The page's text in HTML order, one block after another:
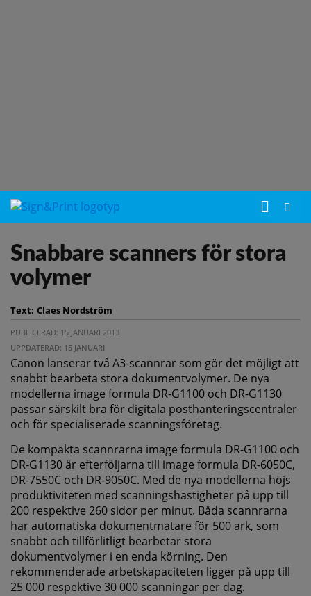
Snabbare scanners för stora
volymer
Text: Claes Nordström
PUBLICERAD: 15 JANUARI 2013
UPPDATERAD: 15 JANUARI
Canon lanserar två A3-scannrar som gör det möjligt att
snabbt bearbeta stora dokumentvolymer. De nya
modellerna image formula DR-G1100 och DR-G1130
passar särskilt bra för digitala posthanteringscentraler
och för specialiserade scanningsföretag.
De kompakta scannrarna image formula DR-G1100 och
DR-G1130 är efterföljarna till image formula DR-6050C,
DR-7550C och DR-9050C. Med de nya modellerna höjs
produktiviteten med scanningshastigheter på upp till
200 respektive 260 sidor per minut. Båda scannrarna
har automatiska dokumentmatare för 500 ark, som
snabbt och tillförlitligt bearbetar stora
dokumentvolymer i en enda körning. Den
rekommenderade arbetskapaciteten ligger på upp till
25 000 respektive 30 000 scanningar per dag.